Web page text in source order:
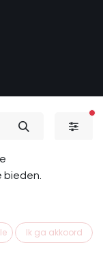
bieden.
Ik ga akkoord